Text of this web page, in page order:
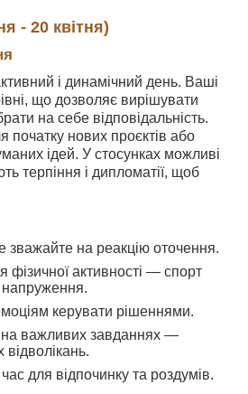
- 20 квітня)
і динамічний день. Ваші
що дозволяє вирішувати
на себе відповідальність.
початку нових проєктів або
ідей. У стосунках можливі
терпіння і дипломатії, щоб
зважайте на реакцію оточення.
фізичної активності — спорт
керувати рішеннями.
на важливих завданнях —
відволікань.
час для відпочинку та роздумів.